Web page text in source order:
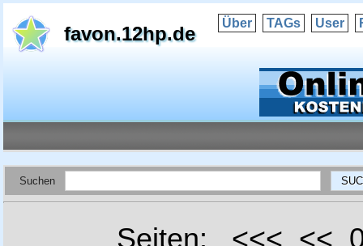
favon.12hp.de Über TAGs User
Suchen
Seiten: <<< <<